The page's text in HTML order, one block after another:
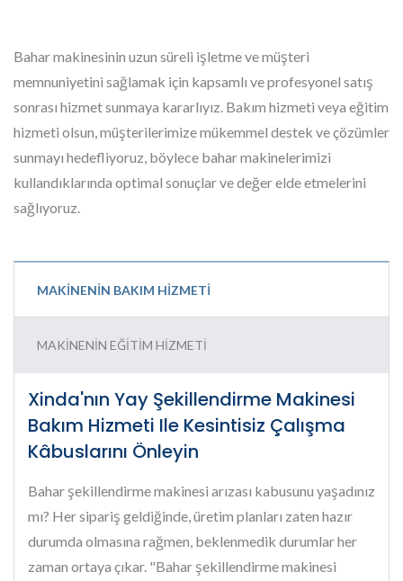
Bahar makinesinin uzun süreli işletme ve müşteri
memnuniyetini sağlamak için kapsamlı ve profesyonel satış
sonrası hizmet sunmaya kararlıyız. Bakım hizmeti veya eğitim
hizmeti olsun, müşterilerimize mükemmel destek ve çözümler
sunmayı hedefliyoruz, böylece bahar makinelerimizi
kullandıklarında optimal sonuçlar ve değer elde etmelerini
sağlıyoruz.
MAKINENIN BAKIM HIZMETI
MAKINENIN EĞITIM HIZMETI
Xinda'nın Yay Şekillendirme Makinesi
Bakım Hizmeti Ile Kesintisiz Çalışma
Kâbuslarını Önleyin
Bahar şekillendirme makinesi arızası kabusunu yaşadınız
mı? Her sipariş geldiğinde, üretim planları zaten hazır
durumda olmasına rağmen, beklenmedik durumlar her
zaman ortaya çıkar. "Bahar şekillendirme makinesi